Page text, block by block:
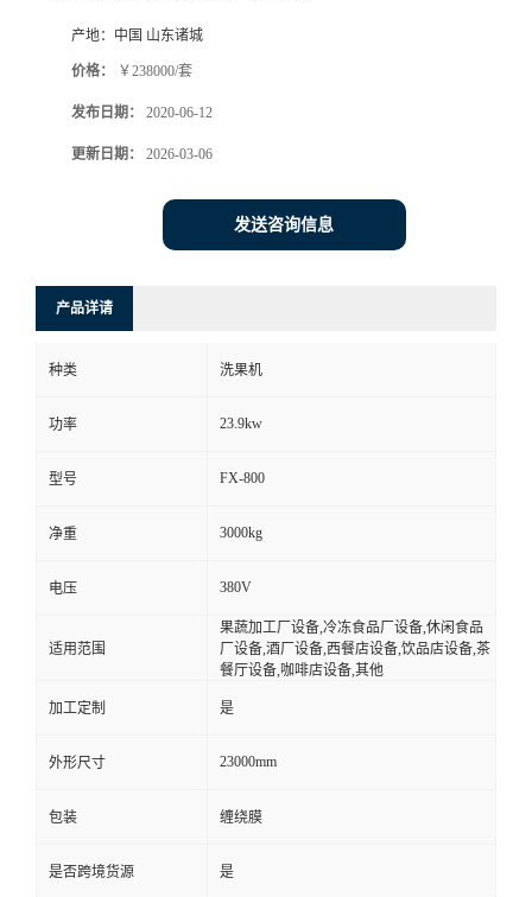
产地： 中国 山东诸城
价格： ￥238000/套
发布日期： 2020-06-12
更新日期： 2026-03-06
发送咨询信息
产品详请
种类 洗果机
功率 23.9kw
型号 FX-800
净重 3000kg
电压 380V
适用范围
果蔬加工厂设备,冷冻食品厂设备,休闲食品
厂设备,酒厂设备,西餐店设备,饮品店设备,茶
餐厅设备,咖啡店设备,其他
加工定制 是
外形尺寸 23000mm
包装 缠绕膜
是否跨境货源 是